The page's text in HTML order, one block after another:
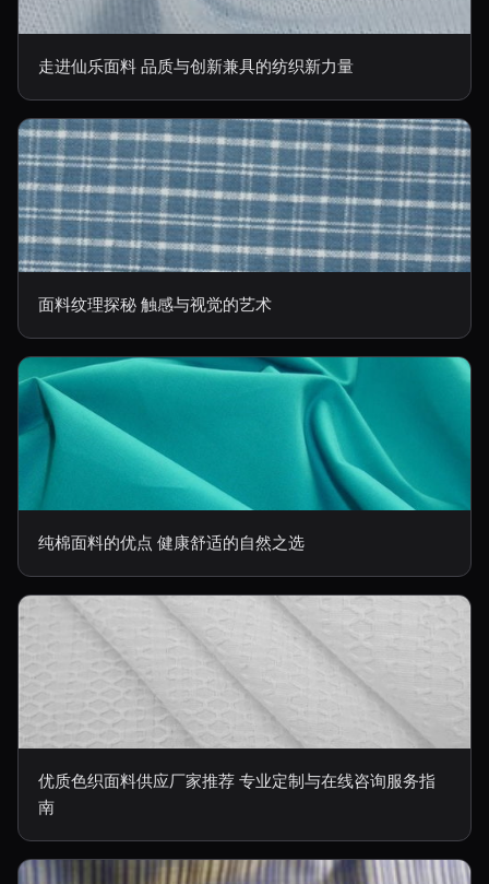
走进仙乐面料 品质与创新兼具的纺织新力量
面料纹理探秘 触感与视觉的艺术
纯棉面料的优点 健康舒适的自然之选
优质色织面料供应厂家推荐 专业定制与在线咨询服务指
南